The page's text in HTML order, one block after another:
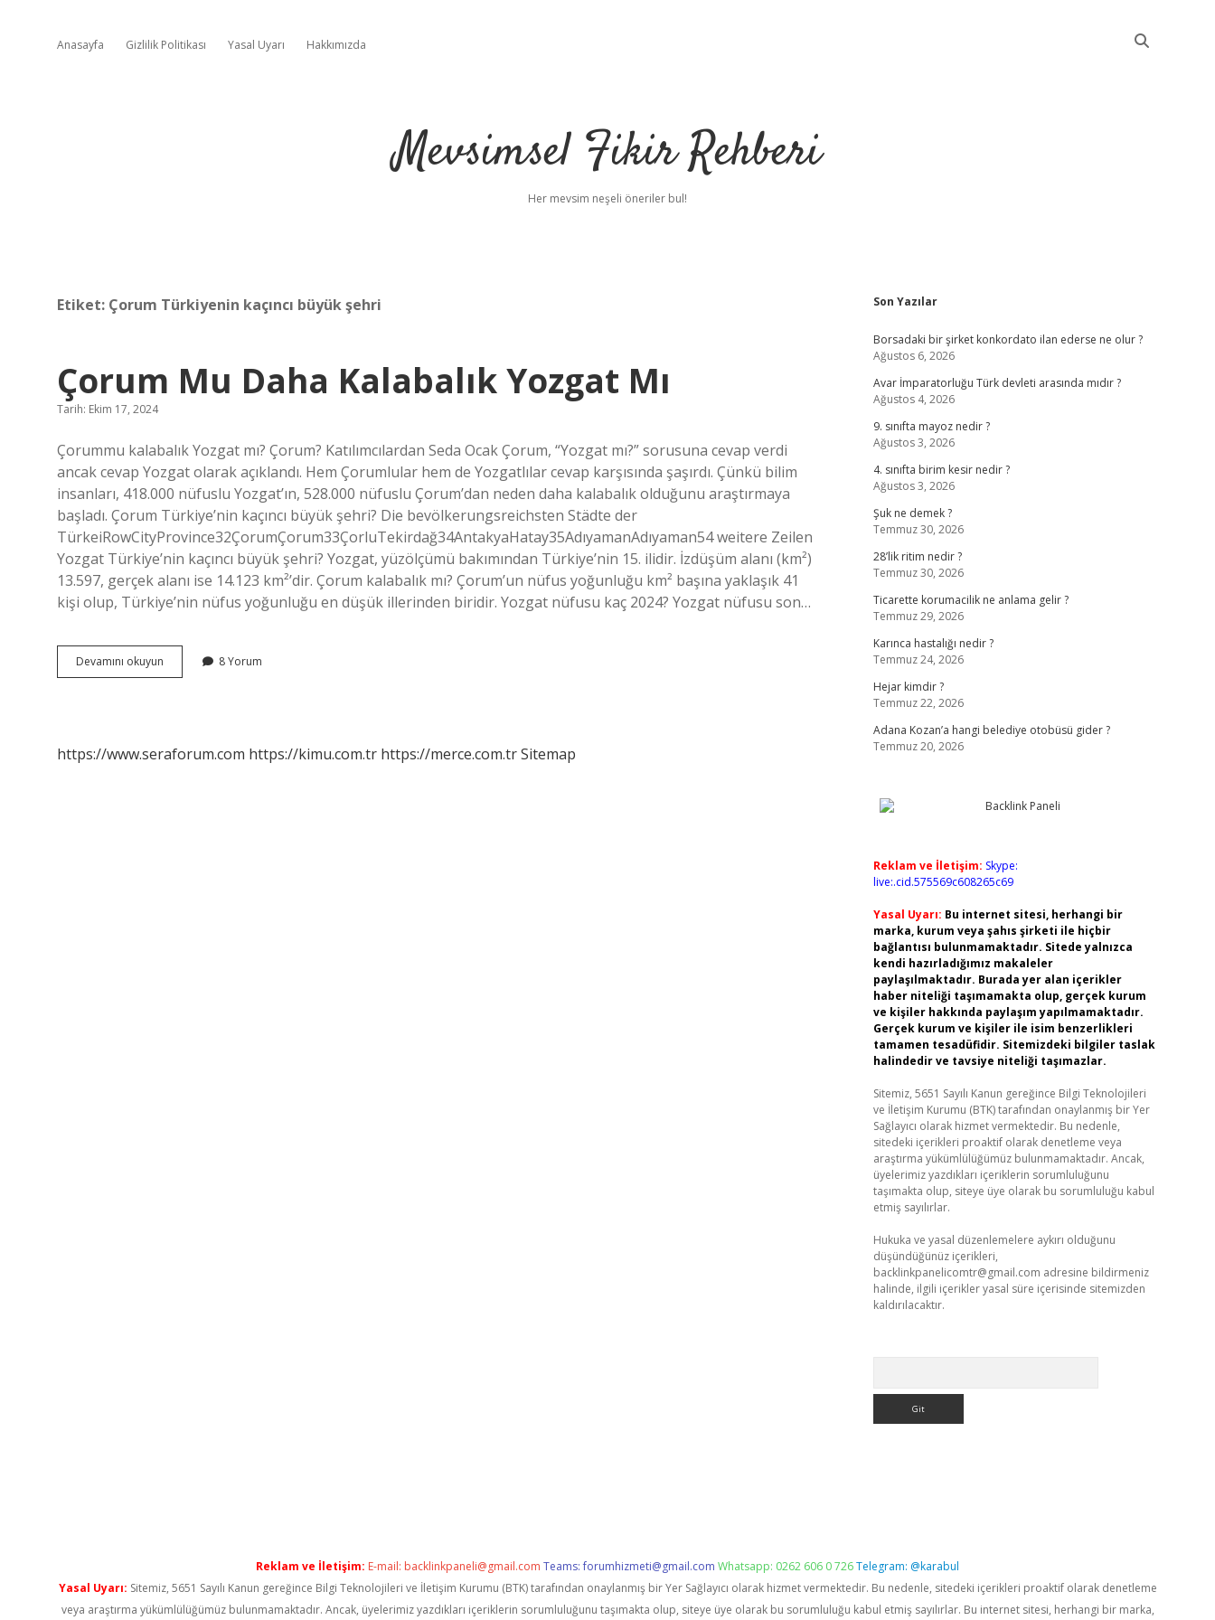
Anasayfa Gizlilik Politikası Yasal Uyarı Hakkımızda
Mevsimsel Fikir Rehberi
Her mevsim neşeli öneriler bul!
Etiket: Çorum Türkiyenin kaçıncı büyük şehri
Çorum Mu Daha Kalabalık Yozgat Mı
Tarih: Ekim 17, 2024
Çorummu kalabalık Yozgat mı? Çorum? Katılımcılardan Seda Ocak Çorum, “Yozgat mı?” sorusuna cevap verdi
ancak cevap Yozgat olarak açıklandı. Hem Çorumlular hem de Yozgatlılar cevap karşısında şaşırdı. Çünkü bilim
insanları, 418.000 nüfuslu Yozgat’ın, 528.000 nüfuslu Çorum’dan neden daha kalabalık olduğunu araştırmaya
başladı. Çorum Türkiye’nin kaçıncı büyük şehri? Die bevölkerungsreichsten Städte der
TürkeiRowCityProvince32ÇorumÇorum33ÇorluTekirdağ34AntakyaHatay35AdıyamanAdıyaman54 weitere Zeilen
Yozgat Türkiye’nin kaçıncı büyük şehri? Yozgat, yüzölçümü bakımından Türkiye’nin 15. ilidir. İzdüşüm alanı (km²)
13.597, gerçek alanı ise 14.123 km²’dir. Çorum kalabalık mı? Çorum’un nüfus yoğunluğu km² başına yaklaşık 41
kişi olup, Türkiye’nin nüfus yoğunluğu en düşük illerinden biridir. Yozgat nüfusu kaç 2024? Yozgat nüfusu son…
Devamını okuyun
Mu
8 Yorum
https://www.seraforum.com https://kimu.com.tr https://merce.com.trSitemap
Sidebar
Son Yazılar
Borsadaki bir şirket konkordato ilan ederse ne olur ?
Ağustos 6, 2026
Avar İmparatorluğu Türk devleti arasında mıdır ?
Ağustos 4, 2026
9. sınıfta mayoz nedir ?
Ağustos 3, 2026
4. sınıfta birim kesir nedir ?
Ağustos 3, 2026
Şuk ne demek ?
Temmuz 30, 2026
28’lik ritim nedir ?
Temmuz 30, 2026
Ticarette korumacilik ne anlama gelir ?
Temmuz 29, 2026
Karınca hastalığı nedir ?
Temmuz 24, 2026
Hejar kimdir ?
Temmuz 22, 2026
Adana Kozan’a hangi belediye otobüsü gider ?
Temmuz 20, 2026
Reklam ve İletişim: Skype:
live:.cid.575569c608265c69
Yasal Uyarı: Bu internet sitesi, herhangi bir
marka, kurum veya şahıs şirketi ile hiçbir
bağlantısı bulunmamaktadır. Sitede yalnızca
kendi hazırladığımız makaleler
paylaşılmaktadır. Burada yer alan içerikler
haber niteliği taşımamakta olup, gerçek kurum
ve kişiler hakkında paylaşım yapılmamaktadır.
Gerçek kurum ve kişiler ile isim benzerlikleri
tamamen tesadüfidir. Sitemizdeki bilgiler taslak
halindedir ve tavsiye niteliği taşımazlar.
Sitemiz, 5651 Sayılı Kanun gereğince Bilgi Teknolojileri
ve İletişim Kurumu (BTK) tarafından onaylanmış bir Yer
Sağlayıcı olarak hizmet vermektedir. Bu nedenle,
sitedeki içerikleri proaktif olarak denetleme veya
araştırma yükümlülüğümüz bulunmamaktadır. Ancak,
üyelerimiz yazdıkları içeriklerin sorumluluğunu
taşımakta olup, siteye üye olarak bu sorumluluğu kabul
etmiş sayılırlar.
Hukuka ve yasal düzenlemelere aykırı olduğunu
düşündüğünüz içerikleri,
backlinkpanelicomtr@gmail.com adresine bildirmeniz
halinde, ilgili içerikler yasal süre içerisinde sitemizden
kaldırılacaktır.
Reklam ve İletişim: E-mail: backlinkpaneli@gmail.com Teams:forumhizmeti@gmail.com Whatsapp: 0262 606 0 726Telegram: @karabul
Yasal Uyarı: Sitemiz, 5651 Sayılı Kanun gereğince Bilgi Teknolojileri ve İletişim Kurumu (BTK) tarafından onaylanmış bir Yer Sağlayıcı olarak hizmet vermektedir. Bu nedenle, sitedeki içerikleri proaktif olarak denetleme
veya araştırma yükümlülüğümüz bulunmamaktadır. Ancak, üyelerimiz yazdıkları içeriklerin sorumluluğunu taşımakta olup, siteye üye olarak bu sorumluluğu kabul etmiş sayılırlar. Bu internet sitesi, herhangi bir marka,